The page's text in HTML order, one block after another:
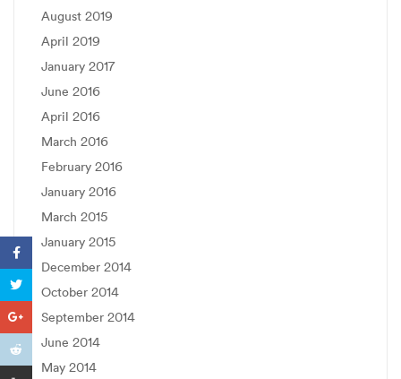
August 2019
April 2019
January 2017
June 2016
April 2016
March 2016
February 2016
January 2016
March 2015
January 2015
December 2014
October 2014
September 2014
June 2014
May 2014